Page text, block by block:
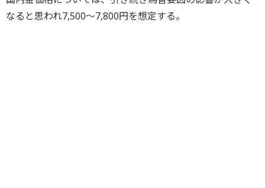
なると思われ7,500～7,800円を想定する。